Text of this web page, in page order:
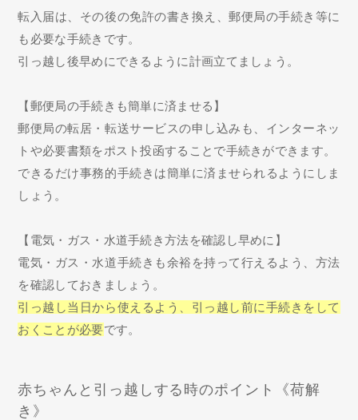
転入届は、その後の免許の書き換え、郵便局の手続き等に
も必要な手続きです。
引っ越し後早めにできるように計画立てましょう。
【郵便局の手続きも簡単に済ませる】
郵便局の転居・転送サービスの申し込みも、インターネッ
トや必要書類をポスト投函することで手続きができます。
できるだけ事務的手続きは簡単に済ませられるようにしま
しょう。
【電気・ガス・水道手続き方法を確認し早めに】
電気・ガス・水道手続きも余裕を持って行えるよう、方法
を確認しておきましょう。
引っ越し当日から使えるよう、引っ越し前に手続きをして
おくことが必要です。
赤ちゃんと引っ越しする時のポイント《荷解
き》